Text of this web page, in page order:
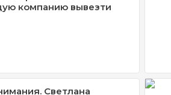
компанию вывезти
Светлана